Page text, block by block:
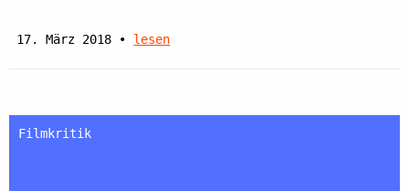
17. März 2018 • lesen
Filmkritik